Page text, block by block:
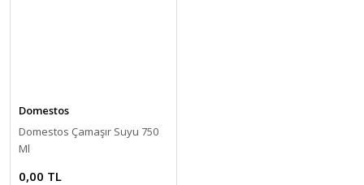
Domestos
Domestos Çamaşır Suyu 750
Ml
0,00 TL